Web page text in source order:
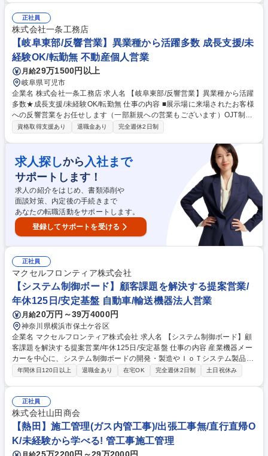
舗マネジメントを開始し、1～2年で副店長→店長→課長へキャリアパス
有。その他、営業部毎や階層別研修など教育制度が充実しているのもポイ
ント【やりがい】1店舗の平均年間売上（4億）は中小企業の年間平均売上
を超えます。他社では出来ない、いち企業レベルの「経営者」としてマネ
ジメントができる環境が用意されています。 募集職種 ★【岐阜|店長候補|
転勤無】業界売上NO.1!/店長の平均年収696万/やりがい◎
正社員
株式会社一条工務店
【岐阜東部/反響営業】異業種から活躍多数 成長支援/未
経験OK/転勤無 不動産個人営業
月給29万1500円以上
岐阜県可児市
企業名 株式会社一条工務店 求人名 【岐阜東部/反響営業】異業種から活躍
多数★成長支援/未経験OK/転勤無 仕事の内容 ■展示場に来場されたお客様
への反響営業をお任せします（一部新規への営業もございます）OJT制度
で着実に成長でき、異業種から営業職へチャレンジしたい方に最適な環境
者への接客・ヒアリング～設計打合せ～契約・引き渡しまでのサポート ■
入社後は基礎研修（1か月）＋OJT＋メンター制度で成長を支援 ■OJTでは
商談同行を通じて、提案・接客のスキルを習得 ★営業や販売・接客、講
師・公務員・サービス業など、顧客折衝経験のある方が多数活躍中！営業
未経験でも安心してチャレンジできます★ 募集職種 【岐阜東部/反響営
業】異業種から活躍多数★成長支援/未経験OK/転勤無
資格取得支援あり 退職金あり 完全週休2日制
求人探しから 入社まで
サポートします！
求人の紹介をはじめ、書類添削や
面談対策、内定後の手続きまで
あなたの転職活動をサポートします。
登録してサポートを受ける
正社員
マクセルフロンティア株式会社
【システム制御ボード】顧客課題を解決する提案営業/
年休125日/安定基盤 自動車/輸送機器法人営業
月給20万円～39万4000円
神奈川県横浜市保土ケ谷区
企業名 マクセルフロンティア株式会社 求人名 【システム制御ボード】顧
客課題を解決する提案営業/年休125日/安定基盤 仕事の内容 産業機器メー
カーを中心に、システム制御ボードの開発・製造やＩｏＴシステム製品等
の提案営業をお任せします。顧客の課題をヒアリングし、最適なシステム
納品、請求管理、営業事務、社内システム対応 【入社後の流れ】上司や先
輩社員によるＯＪＴにて、実際の業務をサポートしながら丁寧に行います
ので、業界未経験の方も安心してスタートできます。月に数回程度、顧客
対応のための出張が発生します。 【業務内容の変更範囲】会社の定める業
務 募集職種 【システム制御ボード】顧客課題を解決する提案営業/年休12
年間休日120日以上 退職金あり 在宅OK 完全週休2日制 土日祝休み
正社員
株式会社山田商会
【熱田】施工管理(ガス内管工事)/出張工事無/直行直帰O
K/未経験から学べる! 管工事施工管理